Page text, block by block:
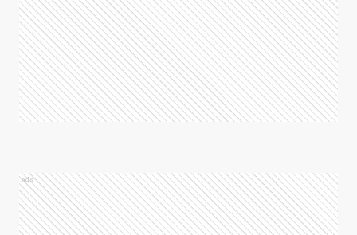
Ads